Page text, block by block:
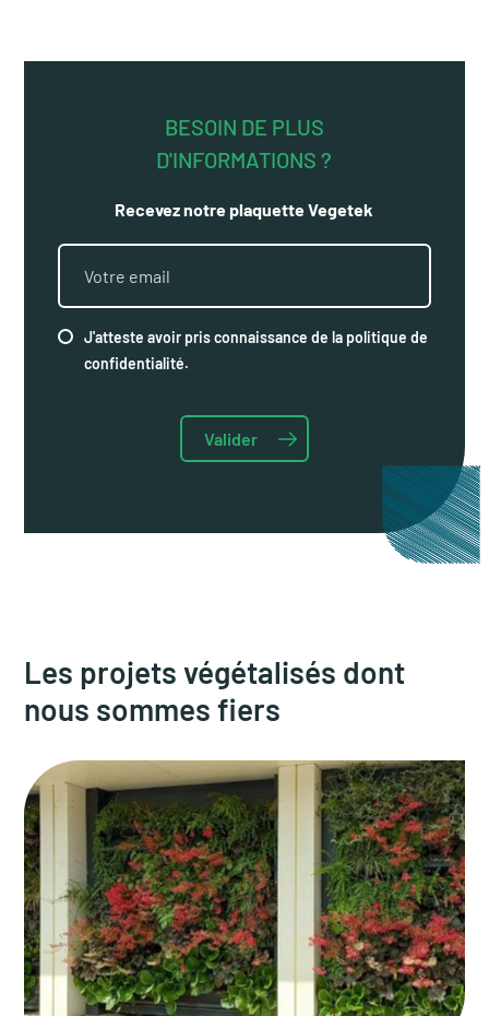
BESOIN DE PLUS
D'INFORMATIONS ?
Recevez notre plaquette Vegetek
J'atteste avoir pris connaissance de la politique de
confidentialité.
Les projets végétalisés dont
nous sommes fiers